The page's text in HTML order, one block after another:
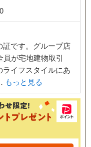
です。グループ店
が宅地建物取引
イフスタイルにあ
もっと見る